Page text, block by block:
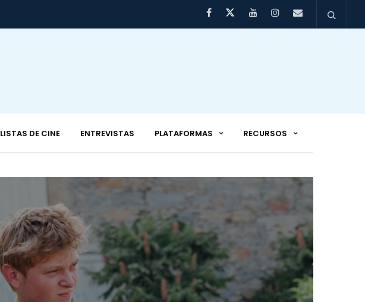
LISTAS DE CINE ENTREVISTAS PLATAFORMAS RECURSOS